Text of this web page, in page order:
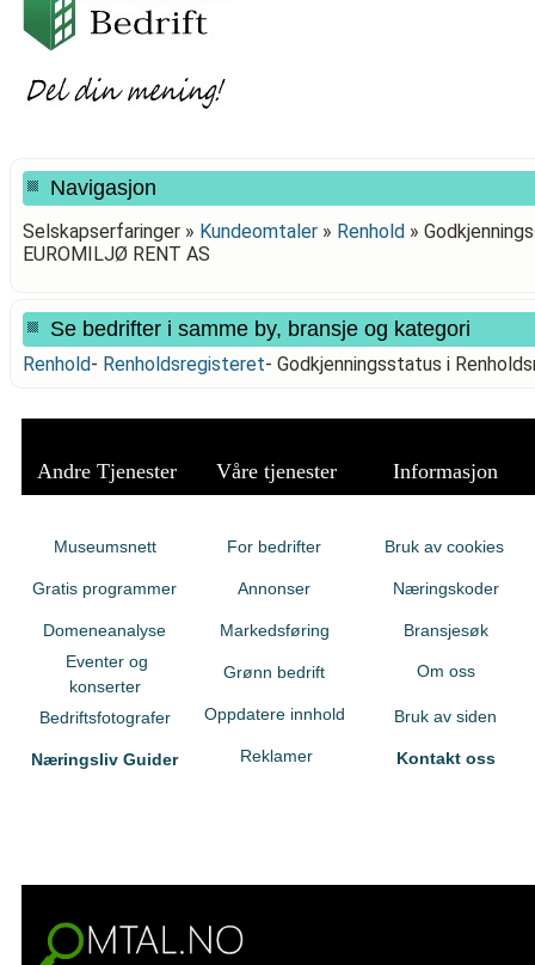
Navigasjon
Selskapserfaringer » Kundeomtaler » Renhold »
EUROMILJØ RENT AS
Se bedrifter i samme by, bransje og kategori
Renhold- Renholdsregisteret- Godkjenningsstatus i
Andre Tjenester Våre tjenester Informasjon
Museumsnett
Gratis programmer
Domeneanalyse
Eventer og
konserter
Bedriftsfotografer
Næringsliv Guider
For bedrifter
Annonser
Markedsføring
Grønn bedrift
Oppdatere innhold
Reklamer
Bruk av cookies
Næringskoder
Bransjesøk
Om oss
Bruk av siden
Kontakt oss